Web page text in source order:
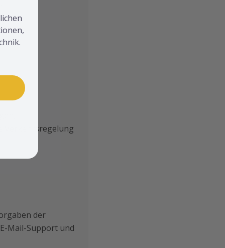
Verkehrsregelung
der
Mail-Support und